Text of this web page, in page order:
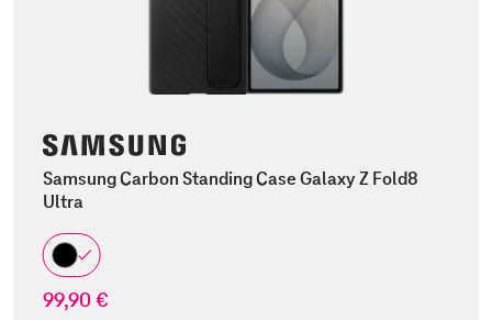
Samsung Carbon Standing Case Galaxy Z Fold8
Ultra
99,90 €